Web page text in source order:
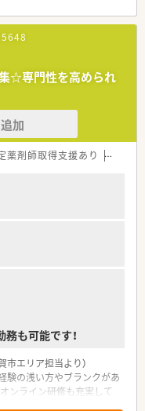
集☆専門性を高められ
加
薬剤師取得支援あり 教育制
も可能です！
市エリア担当より）
験の浅い方やブランクがあ
ンライン研修も充実して